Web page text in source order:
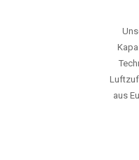
aus